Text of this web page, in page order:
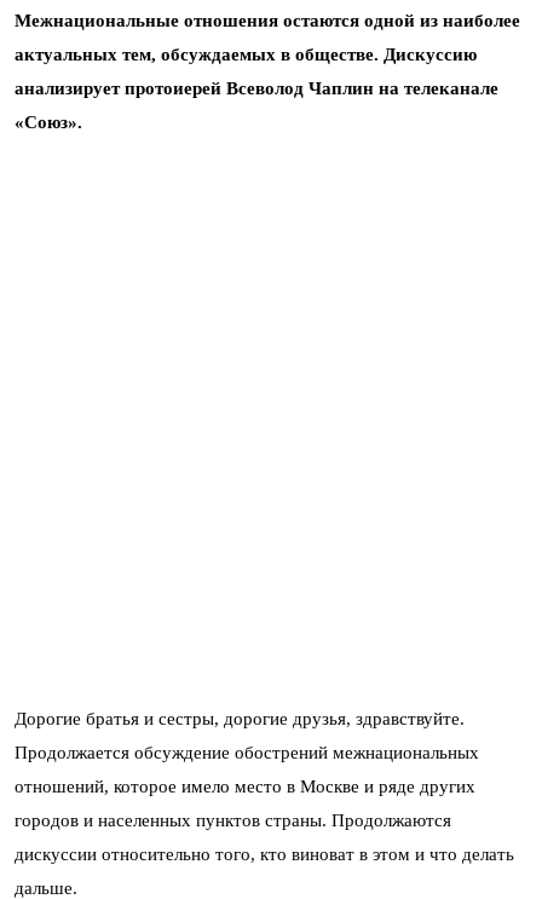
Межнациональные отношения остаются одной из наиболее
актуальных тем, обсуждаемых в обществе. Дискуссию
анализирует протоиерей Всеволод Чаплин на телеканале
«Союз».
Дорогие братья и сестры, дорогие друзья, здравствуйте.
Продолжается обсуждение обострений межнациональных
отношений, которое имело место в Москве и ряде других
городов и населенных пунктов страны. Продолжаются
дискуссии относительно того, кто виноват в этом и что делать
дальше.